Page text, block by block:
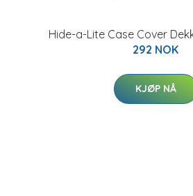
Hide-a-Lite Case Cover
292 NOK
KJØP NÅ